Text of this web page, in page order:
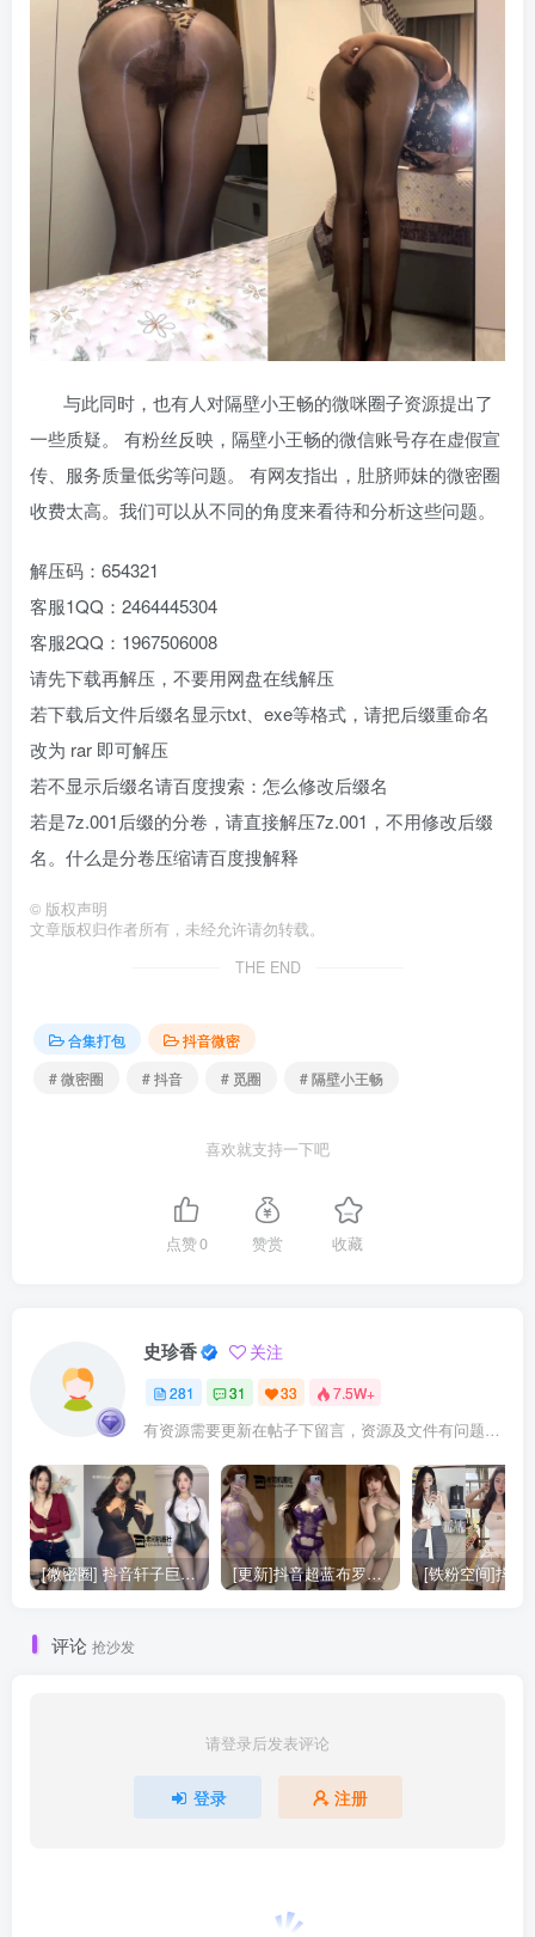
与此同时，也有人对隔壁小王畅的微咪圈子资源提出了
一些质疑。 有粉丝反映，隔壁小王畅的微信账号存在虚假宣
传、服务质量低劣等问题。 有网友指出，肚脐师妹的微密圈
收费太高。我们可以从不同的角度来看待和分析这些问题。
解压码：654321
客服1QQ：2464445304
客服2QQ：1967506008
请先下载再解压，不要用网盘在线解压
若下载后文件后缀名显示txt、exe等格式，请把后缀重命名
改为 rar 即可解压
若不显示后缀名请百度搜索：怎么修改后缀名
若是7z.001后缀的分卷，请直接解压7z.001，不用修改后缀
名。什么是分卷压缩请百度搜解释
© 版权声明
文章版权归作者所有，未经允许请勿转载。
THE END
合集打包
抖音微密
# 微密圈
# 抖音 # 觅圈 # 隔壁小王畅
喜欢就支持一下吧
点赞0 赞赏 收藏
史珍香 关注
281 31 33 7.5W+
有资源需要更新在帖子下留言，资源及文件有问题可加QQ：3983858528
[微密圈] 抖音轩子巨2兔的觅圈合集更新29期 [888P+62V] [更新]抖音超蓝布罗莉（超蓝布萝莉）的合集[513P+41V]
评论 抢沙发
请登录后发表评论
登录 注册